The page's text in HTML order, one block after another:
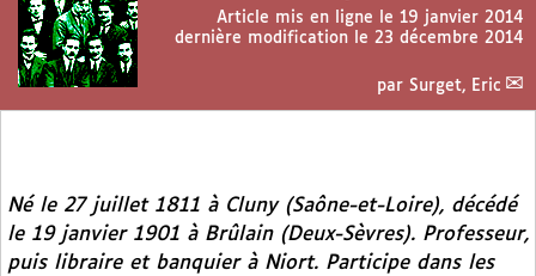
Article mis en ligne le 19 janvier 2014
dernière modification le 23 décembre 2014
par Surget, Eric
Né le 27 juillet 1811 à Cluny (Saône-et-Loire), décédé
le 19 janvier 1901 à Brûlain (Deux-Sèvres). Professeur,
puis libraire et banquier à Niort. Participe dans les